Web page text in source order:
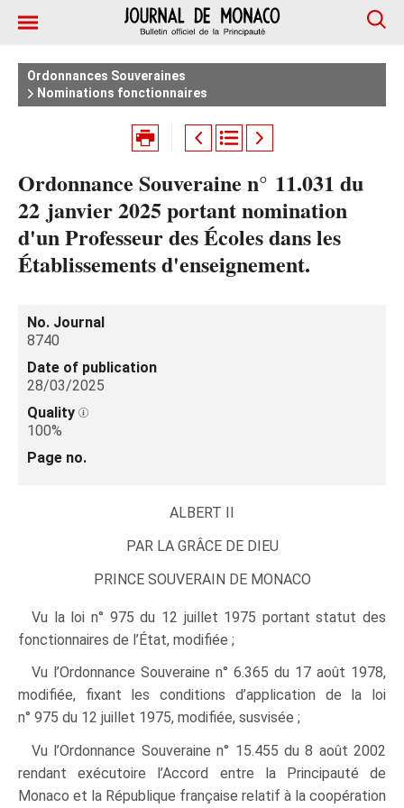
Ordonnances Souveraines
Nominations fonctionnaires
Ordonnance Souveraine n° 11.031 du
22 janvier 2025 portant nomination
d'un Professeur des Écoles dans les
Établissements d'enseignement.
No. Journal
8740
Date of publication
28/03/2025
Quality
100%
Page no.
ALBERT II
PAR LAGRÂCE DE DIEU
PRINCE SOUVERAIN DE MONACO
Vu la loi n° 975 du 12 juillet 1975 portant statut des
fonctionnaires de l’État, modifiée ;
Vu l’Ordonnance Souveraine n° 6.365 du 17 août 1978,
modifiée, fixant les conditions d’application de la loi
n° 975 du 12 juillet 1975, modifiée, susvisée ;
Vu l’Ordonnance Souveraine n° 15.455 du 8 août 2002
rendant exécutoire l’Accord entre la Principauté de
Monaco et la République française relatif à la coopération